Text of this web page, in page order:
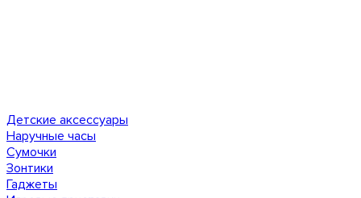
Детские аксессуары
Наручные часы
Сумочки
Зонтики
Гаджеты